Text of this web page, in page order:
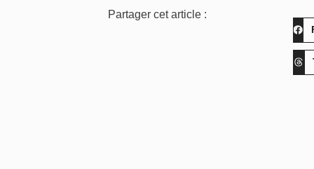
Partager cet article :